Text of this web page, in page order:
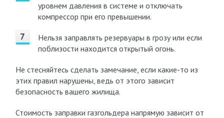
уровнем давления в системе и отключать
компрессор при его превышении.
Нельзя заправлять резервуары в грозу или если
поблизости находится открытый огонь.
Не стесняйтесь сделать замечание, если какие-то из
этих правил нарушены, ведь от этого зависит
безопасность вашего жилища.
Стоимость заправки газгольдера напрямую зависит от